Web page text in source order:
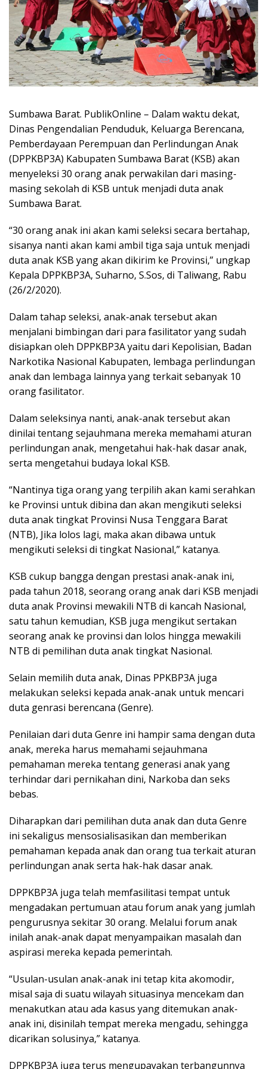
Sumbawa Barat. PublikOnline – Dalam waktu dekat,
Dinas Pengendalian Penduduk, Keluarga Berencana,
Pemberdayaan Perempuan dan Perlindungan Anak
(DPPKBP3A) Kabupaten Sumbawa Barat (KSB) akan
menyeleksi 30 orang anak perwakilan dari masing-
masing sekolah di KSB untuk menjadi duta anak
Sumbawa Barat.
“30 orang anak ini akan kami seleksi secara bertahap,
sisanya nanti akan kami ambil tiga saja untuk menjadi
duta anak KSB yang akan dikirim ke Provinsi,” ungkap
Kepala DPPKBP3A, Suharno, S.Sos, di Taliwang, Rabu
(26/2/2020).
Dalam tahap seleksi, anak-anak tersebut akan
menjalani bimbingan dari para fasilitator yang sudah
disiapkan oleh DPPKBP3A yaitu dari Kepolisian, Badan
Narkotika Nasional Kabupaten, lembaga perlindungan
anak dan lembaga lainnya yang terkait sebanyak 10
orang fasilitator.
Dalam seleksinya nanti, anak-anak tersebut akan
dinilai tentang sejauhmana mereka memahami aturan
perlindungan anak, mengetahui hak-hak dasar anak,
serta mengetahui budaya lokal KSB.
“Nantinya tiga orang yang terpilih akan kami serahkan
ke Provinsi untuk dibina dan akan mengikuti seleksi
duta anak tingkat Provinsi Nusa Tenggara Barat
(NTB), Jika lolos lagi, maka akan dibawa untuk
mengikuti seleksi di tingkat Nasional,” katanya.
KSB cukup bangga dengan prestasi anak-anak ini,
pada tahun 2018, seorang orang anak dari KSB menjadi
duta anak Provinsi mewakili NTB di kancah Nasional,
satu tahun kemudian, KSB juga mengikut sertakan
seorang anak ke provinsi dan lolos hingga mewakili
NTB di pemilihan duta anak tingkat Nasional.
Selain memilih duta anak, Dinas PPKBP3A juga
melakukan seleksi kepada anak-anak untuk mencari
duta genrasi berencana (Genre).
Penilaian dari duta Genre ini hampir sama dengan duta
anak, mereka harus memahami sejauhmana
pemahaman mereka tentang generasi anak yang
terhindar dari pernikahan dini, Narkoba dan seks
bebas.
Diharapkan dari pemilihan duta anak dan duta Genre
ini sekaligus mensosialisasikan dan memberikan
pemahaman kepada anak dan orang tua terkait aturan
perlindungan anak serta hak-hak dasar anak.
DPPKBP3A juga telah memfasilitasi tempat untuk
mengadakan pertumuan atau forum anak yang jumlah
pengurusnya sekitar 30 orang. Melalui forum anak
inilah anak-anak dapat menyampaikan masalah dan
aspirasi mereka kepada pemerintah.
“Usulan-usulan anak-anak ini tetap kita akomodir,
misal saja di suatu wilayah situasinya mencekam dan
menakutkan atau ada kasus yang ditemukan anak-
anak ini, disinilah tempat mereka mengadu, sehingga
dicarikan solusinya,” katanya.
DPPKBP3A juga terus mengupayakan terbangunnya